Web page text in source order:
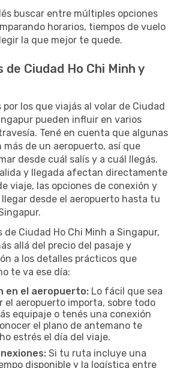
buscar entre múltiples opciones
horarios, tiempos de vuelo
la que mejor te quede.
Ciudad Ho Chi Minh y
por los que viajás al volar de Ciudad
pueden influir en varios
Tené en cuenta que algunas
de un aeropuerto, así que
desde cuál salís y a cuál llegás.
y llegada afectan directamente
viaje, las opciones de conexión y
desde el aeropuerto hasta tu
de Ciudad Ho Chi Minh a Singapur,
allá del precio del pasaje y
a los detalles prácticos que
te va ese día:
en el aeropuerto: Lo fácil que sea
el aeropuerto importa, sobre todo
equipaje o tenés una conexión
el plano de antemano te
estrés el día del viaje.
Si tu ruta incluye una
disponible y la logística entre